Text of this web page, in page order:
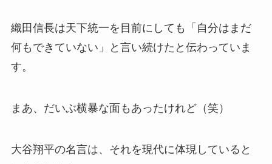
織田信長は天下統一を目前にしても「自分はまだ
何もできていない」と言い続けたと伝わっていま
す。
まあ、だいぶ横暴な面もあったけれど（笑）
大谷翔平の名言は、それを現代に体現していると